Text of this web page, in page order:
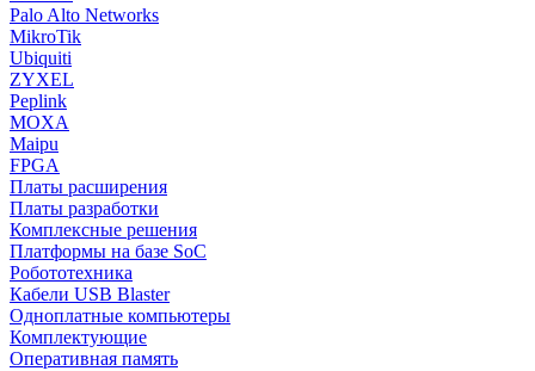
Palo Alto Networks
MikroTik
Ubiquiti
ZYXEL
Peplink
MOXA
Maipu
FPGA
Платы расширения
Платы разработки
Комплексные решения
Платформы на базе SoC
Робототехника
Кабели USB Blaster
Одноплатные компьютеры
Комплектующие
Оперативная память